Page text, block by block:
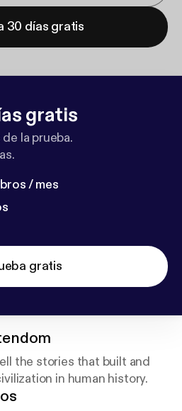
30 días gratis
gratis
la prueba.
/ mes
gratis
the stories that built and
in human history.